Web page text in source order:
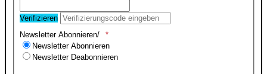
Verifizieren
Newsletter Abonnieren/
Newsletter Abonnieren
Newsletter Deabonnieren